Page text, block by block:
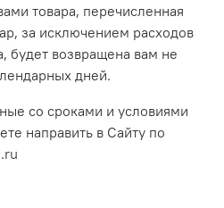
товара, перечисленная
за исключением расходов
будет возвращена вам не
дней.
со сроками и условиями
направить в Сайту по